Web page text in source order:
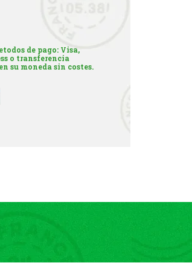
de pago: Visa,
o transferencia
su moneda sin costes.